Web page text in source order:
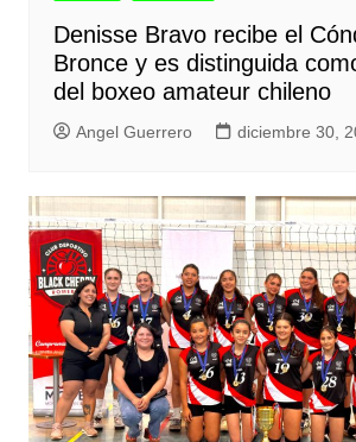
Denisse Bravo recibe el
Bronce y es distinguida
del boxeo amateur chileno
Angel Guerrero diciembre 30,